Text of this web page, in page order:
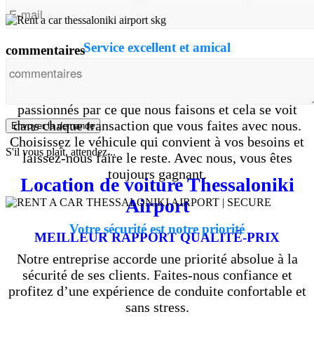
commentaires
Envoyer la demande
S'il vous plaît, attendez...
Location de voiture Thessaloniki
Airport
MEILLEUR RAPPORT QUALITÉ-PRIX
Service excellent et amical
Profitez d’un service que vous n’oublierez jamais en
passionnés par ce que nous faisons et cela se voit
dans chaque transaction que vous faites avec nous.
Choisissez le véhicule qui convient à vos besoins et
laissez-nous faire le reste. Avec nous, vous êtes
toujours gagnant.
Votre sécurité est notre priorité
Notre entreprise accorde une priorité absolue à la
sécurité de ses clients. Faites-nous confiance et
profitez d’une expérience de conduite confortable et
sans stress.